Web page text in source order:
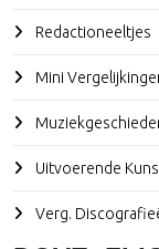
Redactioneeltjes
Mini
Uitvoerende
Verg.